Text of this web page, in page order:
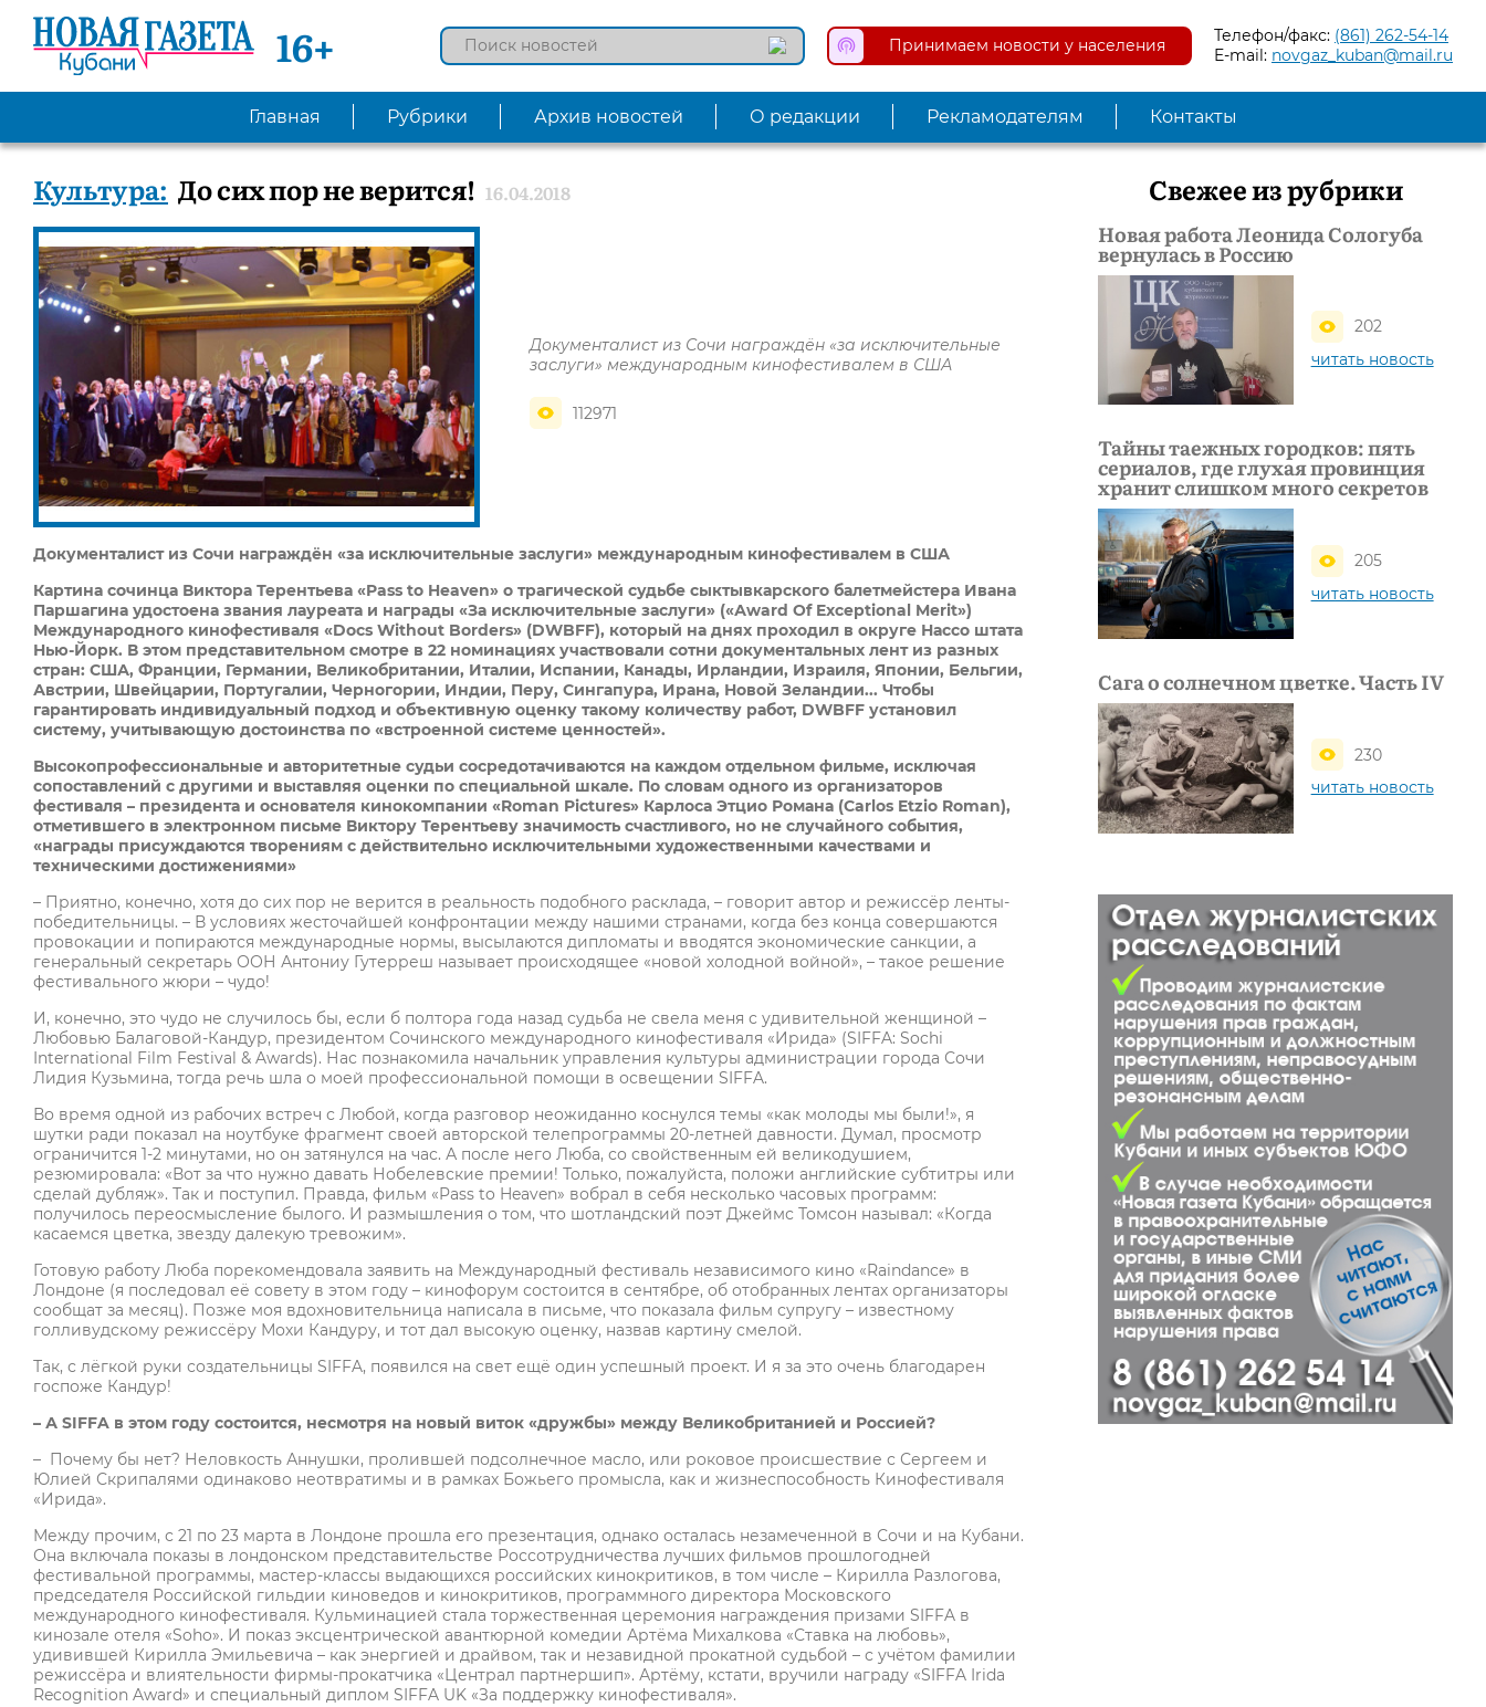
16+ Принимаем новости у населения Телефон/факс: (861) 262-54-14
E-mail: novgaz_kuban@mail.ru
Главная Рубрики Архив новостей О редакции Рекламодателям Контакты
Культура: До сих пор не верится! 16.04.2018
Документалист из Сочи награждён «за исключительные
заслуги» международным кинофестивалем в США
112971
Документалист из Сочи награждён «за исключительные заслуги» международным кинофестивалем в США
Картина сочинца Виктора Терентьева «Pass to Heaven» о трагической судьбе сыктывкарского балетмейстера Ивана
Паршагина удостоена звания лауреата и награды «За исключительные заслуги» («Аward Of Exceptional Merit»)
Международного кинофестиваля «Docs Without Borders» (DWBFF), который на днях проходил в округе Нассо штата
Нью-Йорк. В этом представительном смотре в 22 номинациях участвовали сотни документальных лент из разных
стран: США, Франции, Германии, Великобритании, Италии, Испании, Канады, Ирландии, Израиля, Японии, Бельгии,
Австрии, Швейцарии, Португалии, Черногории, Индии, Перу, Сингапура, Ирана, Новой Зеландии... Чтобы
гарантировать индивидуальный подход и объективную оценку такому количеству работ, DWBFF установил
систему, учитывающую достоинства по «встроенной системе ценностей».
Высокопрофессиональные и авторитетные судьи сосредотачиваются на каждом отдельном фильме, исключая
сопоставлений с другими и выставляя оценки по специальной шкале. По словам одного из организаторов
фестиваля – президента и основателя кинокомпании «Roman Pictures» Карлоса Этцио Романа (Carlos Etzio Roman),
отметившего в электронном письме Виктору Терентьеву значимость счастливого, но не случайного события,
«награды присуждаются творениям с действительно исключительными художественными качествами и
техническими достижениями»
– Приятно, конечно, хотя до сих пор не верится в реальность подобного расклада, – говорит автор и режиссёр ленты-
победительницы. – В условиях жесточайшей конфронтации между нашими странами, когда без конца совершаются
провокации и попираются международные нормы, высылаются дипломаты и вводятся экономические санкции, а
генеральный секретарь ООН Антониу Гутерреш называет происходящее «новой холодной войной», – такое решение
фестивального жюри – чудо!
И, конечно, это чудо не случилось бы, если б полтора года назад судьба не свела меня с удивительной женщиной –
Любовью Балаговой-Кандур, президентом Сочинского международного кинофестиваля «Ирида» (SIFFA: Sochi
International Film Festival & Awards). Нас познакомила начальник управления культуры администрации города Сочи
Лидия Кузьмина, тогда речь шла о моей профессиональной помощи в освещении SIFFA.
Во время одной из рабочих встреч с Любой, когда разговор неожиданно коснулся темы «как молоды мы были!», я
шутки ради показал на ноутбуке фрагмент своей авторской телепрограммы 20-летней давности. Думал, просмотр
ограничится 1-2 минутами, но он затянулся на час. А после него Люба, со свойственным ей великодушием,
резюмировала: «Вот за что нужно давать Нобелевские премии! Только, пожалуйста, положи английские субтитры или
сделай дубляж». Так и поступил. Правда, фильм «Pass to Heaven» вобрал в себя несколько часовых программ:
получилось переосмысление былого. И размышления о том, что шотландский поэт Джеймс Томсон называл: «Когда
касаемся цветка, звезду далекую тревожим».
Готовую работу Люба порекомендовала заявить на Международный фестиваль независимого кино «Raindance» в
Лондоне (я последовал её совету в этом году – кинофорум состоится в сентябре, об отобранных лентах организаторы
сообщат за месяц). Позже моя вдохновительница написала в письме, что показала фильм супругу – известному
голливудскому режиссёру Мохи Кандуру, и тот дал высокую оценку, назвав картину смелой.
Так, с лёгкой руки создательницы SIFFA, появился на свет ещё один успешный проект. И я за это очень благодарен
госпоже Кандур!
– А SIFFA в этом году состоится, несмотря на новый виток «дружбы» между Великобританией и Россией?
– Почему бы нет? Неловкость Аннушки, пролившей подсолнечное масло, или роковое происшествие с Сергеем и
Юлией Скрипалями одинаково неотвратимы и в рамках Божьего промысла, как и жизнеспособность Кинофестиваля
«Ирида».
Между прочим, с 21 по 23 марта в Лондоне прошла его презентация, однако осталась незамеченной в Сочи и на Кубани.
Она включала показы в лондонском представительстве Россотрудничества лучших фильмов прошлогодней
фестивальной программы, мастер-классы выдающихся российских кинокритиков, в том числе – Кирилла Разлогова,
председателя Российской гильдии киноведов и кинокритиков, программного директора Московского
международного кинофестиваля. Кульминацией стала торжественная церемония награждения призами SIFFA в
кинозале отеля «Soho». И показ эксцентрической авантюрной комедии Артёма Михалкова «Ставка на любовь»,
удивившей Кирилла Эмильевича – как энергией и драйвом, так и незавидной прокатной судьбой – с учётом фамилии
режиссёра и влиятельности фирмы-прокатчика «Централ партнершип». Артёму, кстати, вручили награду «SIFFA Irida
Recognition Award» и специальный диплом SIFFA UK «За поддержку кинофестиваля».
Свежее из рубрики
Новая работа Леонида Сологуба
вернулась в Россию
202
читать новость
Тайны таежных городков: пять
сериалов, где глухая провинция
хранит слишком много секретов
205
читать новость
Сага о солнечном цветке. Часть IV
230
читать новость